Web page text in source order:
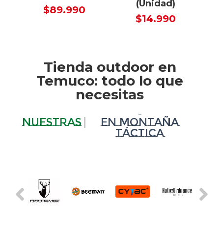
$89.990
(Unidad)
$14.990
Tienda outdoor en
Temuco: todo lo que
necesitas
En Montaña Táctica